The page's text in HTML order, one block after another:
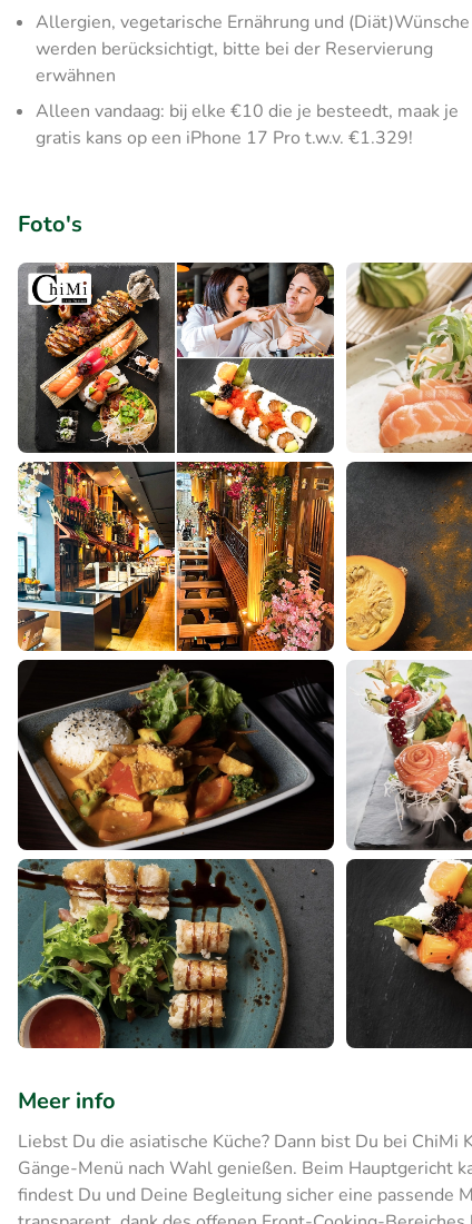
Allergien, vegetarische Ernährung und (Diät)Wünsche
werden berücksichtigt, bitte bei der Reservierung
erwähnen
Alleen vandaag: bij elke €10 die je besteedt, maak je
gratis kans op een iPhone 17 Pro t.w.v. €1.329!
Foto's
Meer info
Liebst Du die asiatische Küche? Dann bist Du bei
Gänge-Menü nach Wahl genießen. Beim Hauptgericht
findest Du und Deine Begleitung sicher eine passende